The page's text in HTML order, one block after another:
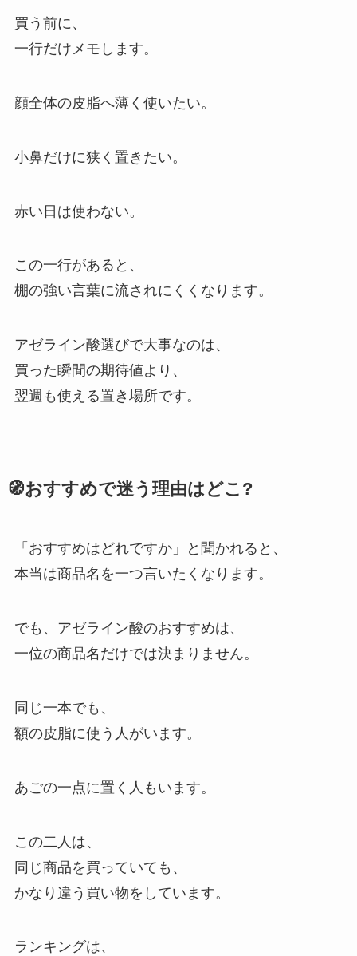
買う前に、
一行だけメモします。
顔全体の皮脂へ薄く使いたい。
小鼻だけに狭く置きたい。
赤い日は使わない。
この一行があると、
棚の強い言葉に流されにくくなります。
アゼライン酸選びで大事なのは、
買った瞬間の期待値より、
翌週も使える置き場所です。
🧭おすすめで迷う理由はどこ?
「おすすめはどれですか」と聞かれると、
本当は商品名を一つ言いたくなります。
でも、アゼライン酸のおすすめは、
一位の商品名だけでは決まりません。
同じ一本でも、
額の皮脂に使う人がいます。
あごの一点に置く人もいます。
この二人は、
同じ商品を買っていても、
かなり違う買い物をしています。
ランキングは、